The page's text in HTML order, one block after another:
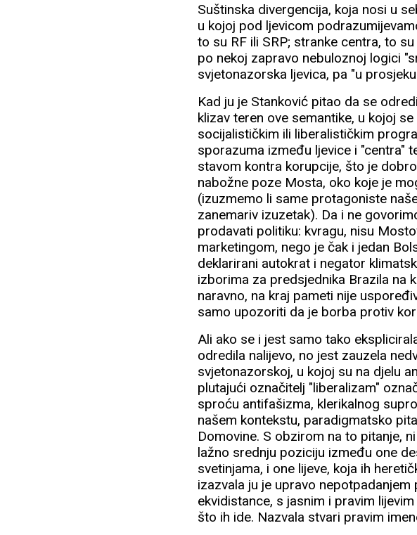
Suštinska divergencija, koja nosi u
u kojoj pod ljevicom
to su RF ili SRP; stranke centra, to
po nekoj zapravo nebuloznoj logici
svjetonazorska ljevica, pa "u
Kad ju je Stanković pitao da se
klizav teren ove semantike, u kojoj
socijalističkim ili liberalističkim
sporazuma između ljevice i "centra"
stavom kontra korupcije, što je
nabožne poze Mosta, oko koje je
(izuzmemo li same protagoniste
zanemariv izuzetak). Da i ne
prodavati politiku: kvragu, nisu
marketingom, nego je čak i jedan
deklarirani autokrat i negator
izborima za predsjednika Brazila na
naravno, na kraj pameti nije
samo upozoriti da je borba protiv
Ali ako se i jest samo tako
odredila nalijevo, no jest zauzela
svjetonazorskoj, u kojoj su na djelu
plutajući označitelj "liberalizam"
sproću antifašizma, klerikalnog
našem kontekstu, paradigmatsko
Domovine. S obzirom na to pitanje,
lažno srednju poziciju između one
svetinjama, i one lijeve, koja ih
izazvala ju je upravo nepotpadanjem
ekvidistance, s jasnim i pravim
što ih ide. Nazvala stvari pravim